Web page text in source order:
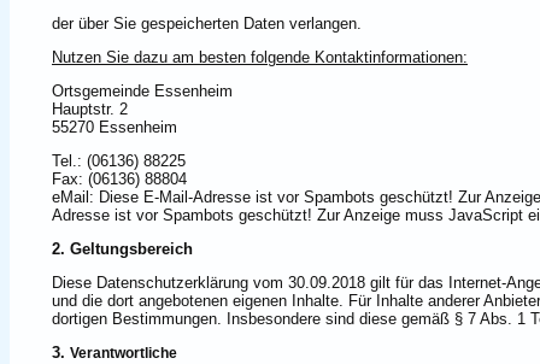
der über Sie gespeicherten Daten verlangen.
Nutzen Sie dazu am besten folgende Kontaktinformationen:
Ortsgemeinde Essenheim
Hauptstr. 2
55270 Essenheim
Tel.: (06136) 88225
Fax: (06136) 88804
eMail: Diese E-Mail-Adresse ist vor Spambots geschützt! Zur
Adresse ist vor Spambots geschützt! Zur Anzeige muss JavaScript
2. Geltungsbereich
Diese Datenschutzerklärung vom 30.09.2018 gilt für das Internet-
und die dort angebotenen eigenen Inhalte. Für Inhalte anderer
dortigen Bestimmungen. Insbesondere sind diese gemäß § 7 Abs. 1
3. Verantwortliche